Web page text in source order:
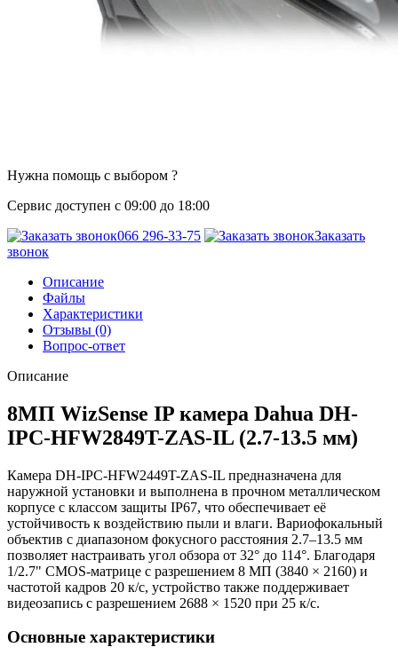
Нужна помощь с выбором ?
Сервис доступен с 09:00 до 18:00
066 296-33-75
Заказать
звонок
Описание
Файлы
Характеристики
Отзывы (0)
Вопрос-ответ
Описание
8МП WizSense IP камера Dahua DH-
IPC-HFW2849T-ZAS-IL (2.7-13.5 мм)
Камера DH-IPC-HFW2449T-ZAS-IL предназначена для
наружной установки и выполнена в прочном металлическом
корпусе с классом защиты IP67, что обеспечивает её
устойчивость к воздействию пыли и влаги. Вариофокальный
объектив с диапазоном фокусного расстояния 2.7–13.5 мм
позволяет настраивать угол обзора от 32° до 114°. Благодаря
1/2.7" CMOS-матрице с разрешением 8 МП (3840 × 2160) и
частотой кадров 20 к/с, устройство также поддерживает
видеозапись с разрешением 2688 × 1520 при 25 к/с.
Основные характеристики